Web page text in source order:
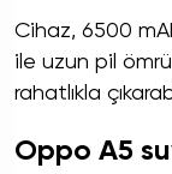
Cihaz, 6500
ile uzun pil
rahatlıkla
Oppo A5